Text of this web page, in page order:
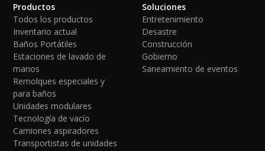
Productos
Todos los productos
Inventario actual
Baños Portátiles
Estaciones de lavado de
manos
Remolques especiales y
para baños
Unidades modulares
Tecnología de vacío
Camiones aspiradores
Transportistas de unidades
Soluciones
Entretenimiento
Desastre
Construcción
Gobierno
Saneamiento de eventos